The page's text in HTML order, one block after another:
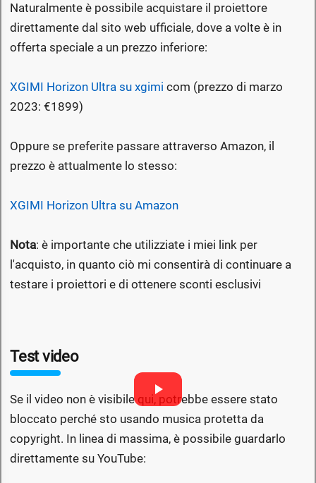
Naturalmente è possibile acquistare il proiettore
direttamente dal sito web ufficiale, dove a volte è in
offerta speciale a un prezzo inferiore:
XGIMI Horizon Ultra su xgimi com (prezzo di marzo
2023: €1899)
Oppure se preferite passare attraverso Amazon, il
prezzo è attualmente lo stesso:
XGIMI Horizon Ultra su Amazon
Nota: è importante che utilizziate i miei link per
l'acquisto, in quanto ciò mi consentirà di continuare a
testare i proiettori e di ottenere sconti esclusivi
Test video
Se il video non è visibile qui, potrebbe essere stato
bloccato perché sto usando musica protetta da
copyright. In linea di massima, è possibile guardarlo
direttamente su YouTube: